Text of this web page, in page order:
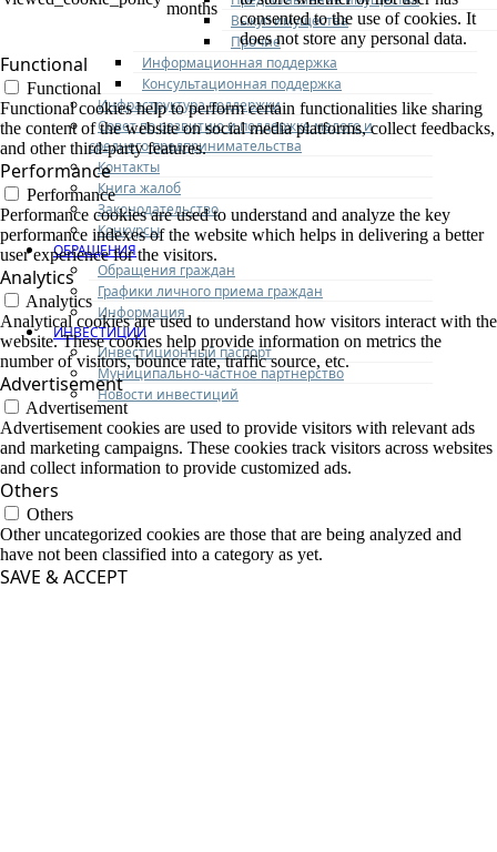
Выкуп имущества
Прочие
Информационная поддержка
Консультационная поддержка
Инфраструктура поддержки
Совет по развитию и поддержке малого и
среднего предпринимательства
Контакты
Книга жалоб
Законодательство
Конкурсы
ОБРАЩЕНИЯ
Обращения граждан
Графики личного приема граждан
Информация
ИНВЕСТИЦИИ
Инвестиционный паспорт
Муниципально-частное партнерство
Новости инвестиций
months
consented to the use of cookies. It
does not store any personal data.
Functional
Functional
Functional cookies help to perform certain functionalities like sharing
the content of the website on social media platforms, collect feedbacks,
and other third-party features.
Performance
Performance
Performance cookies are used to understand and analyze the key
performance indexes of the website which helps in delivering a better
user experience for the visitors.
Analytics
Analytics
Analytical cookies are used to understand how visitors interact with the
website. These cookies help provide information on metrics the
number of visitors, bounce rate, traffic source, etc.
Advertisement
Advertisement
Advertisement cookies are used to provide visitors with relevant ads
and marketing campaigns. These cookies track visitors across websites
and collect information to provide customized ads.
Others
Others
Other uncategorized cookies are those that are being analyzed and
have not been classified into a category as yet.
SAVE & ACCEPT